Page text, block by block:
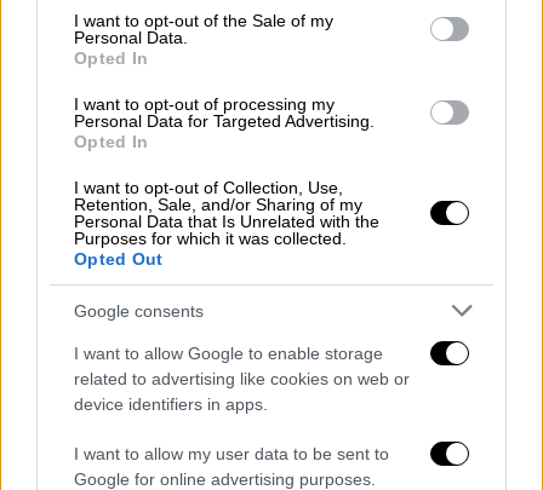
consent section.
I want to opt-out of the Sale of my
Personal Data.
Opted In
I want to opt-out of processing my
Personal Data for Targeted Advertising.
Opted In
I want to opt-out of Collection, Use,
Retention, Sale, and/or Sharing of my
Personal Data that Is Unrelated with the
Purposes for which it was collected.
Opted Out
Google consents
I want to allow Google to enable storage
related to advertising like cookies on web or
device identifiers in apps.
I want to allow my user data to be sent to
Google for online advertising purposes.
video
4.500 Έλληνες στο Ισραήλ και 80 στο
Ιράν
Κατά τη διάρκεια της συνεδρίασης
συζητήθηκαν τασχέδια εκκένωσης
4.500 Ελλήνων που βρίσκονται στο
Ισραήλ
και των άλλων80 που βρίσκονται στο Ιράν